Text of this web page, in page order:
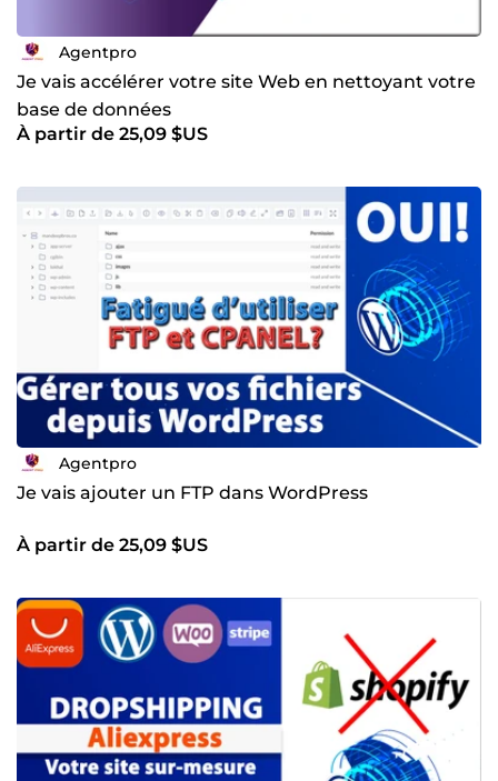
Agentpro
Je vais accélérer votre site Web en nettoyant votre
base de données
À partir de 25,09 $US
Agentpro
Je vais ajouter un FTP dans WordPress
À partir de 25,09 $US